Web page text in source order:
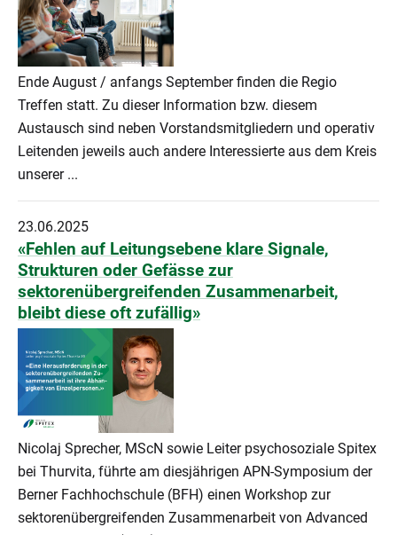
Ende August / anfangs September finden die Regio
Treffen statt. Zu dieser Information bzw. diesem
Austausch sind neben Vorstandsmitgliedern und operativ
Leitenden jeweils auch andere Interessierte aus dem Kreis
unserer ...
23.06.2025
«Fehlen auf Leitungsebene klare Signale,
Strukturen oder Gefässe zur
sektorenübergreifenden Zusammenarbeit,
bleibt diese oft zufällig»
Nicolaj Sprecher, MScN sowie Leiter psychosoziale Spitex
bei Thurvita, führte am diesjährigen APN-Symposium der
Berner Fachhochschule (BFH) einen Workshop zur
sektorenübergreifenden Zusammenarbeit von Advanced